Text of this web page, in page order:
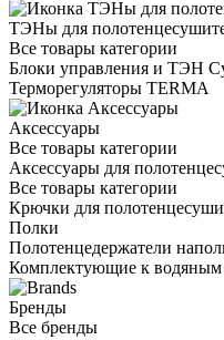
ТЭНы для
Все товары категории
Блоки управления и ТЭН
Терморегуляторы TERMA
Аксессуары
Все товары категории
Аксессуары для
Все товары категории
Крючки для
Полки
Полотенцедержатели
Комплектующие к водяным
Бренды
Все бренды